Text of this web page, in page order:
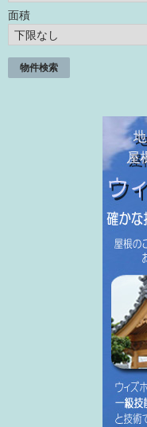
面積